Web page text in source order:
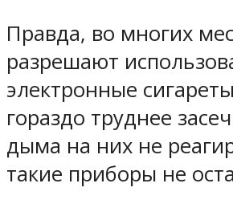
Правда, во многих
разрешают
электронные
гораздо труднее
дыма на них не
такие приборы не